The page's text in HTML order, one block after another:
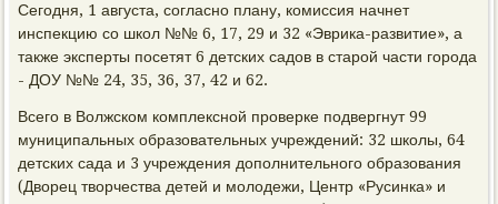
Сегодня, 1 августа, согласно плану, комиссия начнет
инспекцию со школ №№ 6, 17, 29 и 32 «Эврика-развитие», а
также эксперты посетят 6 детских садов в старой части города
- ДОУ №№ 24, 35, 36, 37, 42 и 62.
Всего в Волжском комплексной проверке подвергнут 99
муниципальных образовательных учреждений: 32 школы, 64
детских сада и 3 учреждения дополнительного образования
(Дворец творчества детей и молодежи, Центр «Русинка» и